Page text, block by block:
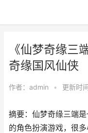
《仙梦奇缘三
奇缘国风仙侠
作者： admin • 更新时
摘要：仙梦奇缘三端
的角色扮演游戏，很